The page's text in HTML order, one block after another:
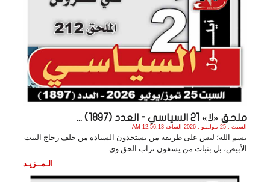
ملحق «لا» 21 السياسي - العدد (1897) ...
السبت , 25 يـولـيـو , 2026 الساعة 12:56:13 AM
بسم الله؛ ليس على طريقة من يستجدون السيادة من خلف زجاج البيت
الأبيض، بل بثبات من يسفون تراب الحق وي. .
الـمــزيـد